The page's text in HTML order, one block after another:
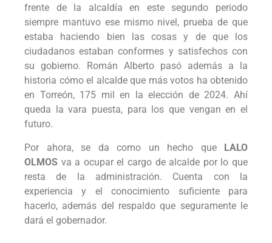
frente de la alcaldía en este segundo periodo
siempre mantuvo ese mismo nivel, prueba de que
estaba haciendo bien las cosas y de que los
ciudadanos estaban conformes y satisfechos con
su gobierno. Román Alberto pasó además a la
historia cómo el alcalde que más votos ha obtenido
en Torreón, 175 mil en la elección de 2024. Ahí
queda la vara puesta, para los que vengan en el
futuro.
Por ahora, se da como un hecho que LALO
OLMOS va a ocupar el cargo de alcalde por lo que
resta de la administración. Cuenta con la
experiencia y el conocimiento suficiente para
hacerlo, además del respaldo que seguramente le
dará el gobernador.